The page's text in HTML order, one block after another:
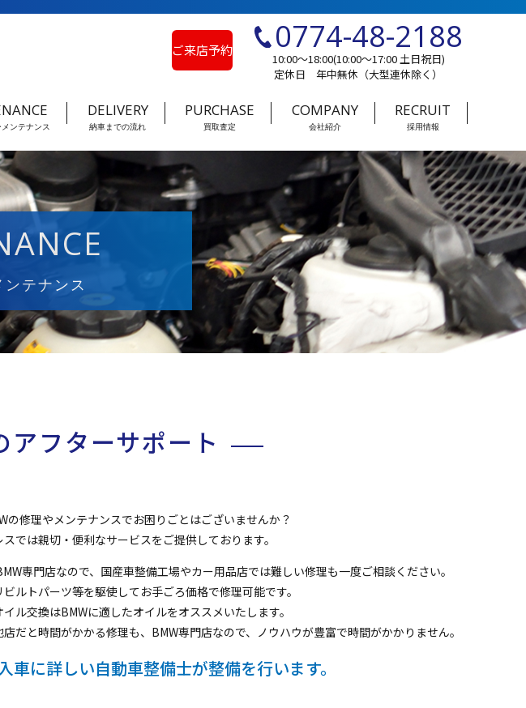
ご来店予約 0774-48-2188
10:00～18:00(10:00～17:00 土日祝日)
定休日 年中無休（大型連休除く）
ンテナンス
DELIVERY
納車までの流れ
PURCHASE
買取査定
COMPANY
会社紹介
RECRUIT
採用情報
テナンス
アフターサポート
の修理やメンテナンスでお困りごとはございませんか？
スでは親切・便利なサービスをご提供しております。
専門店なので、国産車整備工場やカー用品店では難しい修理も一度ご相談ください。
ルトパーツ等を駆使してお手ごろ価格で修理可能です。
ル交換はBMWに適したオイルをオススメいたします。
だと時間がかかる修理も、BMW専門店なので、ノウハウが豊富で時間がかかりません。
車に詳しい自動車整備士が整備を行います。